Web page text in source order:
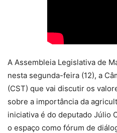
A Assembleia Legislativa de
nesta segunda-feira (12), a
(CST) que vai discutir os
sobre a importância da
iniciativa é do deputado Júlio
o espaço como fórum de